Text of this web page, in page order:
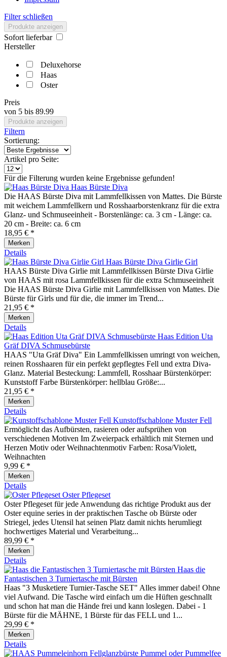
Filter schließen
Produkte anzeigen
Sofort lieferbar
Hersteller
Deluxehorse
Haas
Oster
Preis
von 5 bis 89.99
Produkte anzeigen
Filtern
Sortierung:
Artikel pro Seite:
Für die Filterung wurden keine Ergebnisse gefunden!
Haas Bürste Diva
Die HAAS Bürste Diva mit Lammfellkissen von Mattes. Die Bürste
mit weichem Lammfellkern und Rosshaarborstenkranz für die extra
Glanz- und Schmuseeinheit - Borstenlänge: ca. 3 cm - Länge: ca.
20 cm - Breite: ca. 6 cm
18,95 € *
Merken
Details
Haas Bürste Diva Girlie Girl
HAAS Bürste Diva Girlie mit Lammfellkissen Bürste Diva Girlie
von HAAS mit rosa Lammfellkissen für die extra Schmuseeinheit
Die HAAS Bürste Diva Girlie mit Lammfellkissen von Mattes. Die
Bürste für Girls und für die, die immer im Trend...
21,95 € *
Merken
Details
Haas Edition Uta
Gräf DIVA Schmusebürste
HAAS "Uta Gräf Diva" Ein Lammfellkissen umringt von weichen,
reinen Rosshaaren für ein perfekt gepflegtes Fell und extra Diva-
Glanz. Material Besteckung: Lammfell, Rosshaar Bürstenkörper:
Kunststoff Farbe Bürstenkörper: hellblau Größe:...
21,95 € *
Merken
Details
Kunstoffschablone Muster Fell
Ermöglicht das Aufbürsten, rasieren oder aufsprühen von
verschiedenen Motiven Im Zweierpack erhältlich mit Sternen und
Herzen Motiv oder Weihnachtenmotiv Farben: Rosa/Violett,
Weihnachten
9,99 € *
Merken
Details
Oster Pflegeset
Oster Pflegeset für jede Anwendung das richtige Produkt aus der
Oster equine series in der praktischen Tasche ob Bürste oder
Striegel, jedes Utensil hat seinen Platz damit nichts herumliegt
hochwertiges Material und Verarbeitung...
89,99 € *
Merken
Details
Haas die
Fantastischen 3 Turniertasche mit Bürsten
Haas "3 Musketiere Turnier-Tasche SET" Alles immer dabei! Ohne
viel Aufwand. Die Tasche wird einfach um die Hüften geschnallt
und schon hat man die Hände frei und kann loslegen. Dabei - 1
Bürste für die MÄHNE, 1 Bürste für das FELL und 1...
29,99 € *
Merken
Details